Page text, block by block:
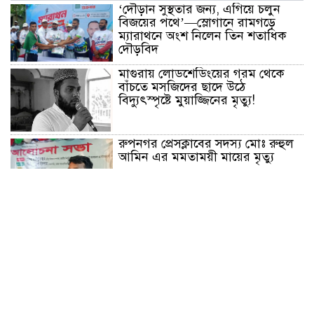
‘দৌড়ান সুস্থতার জন্য, এগিয়ে চলুন
বিজয়ের পথে’—স্লোগানে রামগড়ে
ম্যারাথনে অংশ নিলেন তিন শতাধিক
দৌড়বিদ
মাগুরায় লোডশেডিংয়ের গরম থেকে
বাঁচতে মসজিদের ছাদে উঠে
বিদ্যুৎস্পৃষ্টে মুয়াজ্জিনের মৃত্যু!
রুপনগর প্রেসক্লাবের সদস্য মোঃ রুহুল
আমিন এর মমতাময়ী মায়ের মৃত্যু